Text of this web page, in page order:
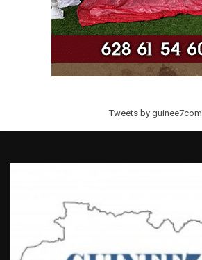
Tweets by guinee7com